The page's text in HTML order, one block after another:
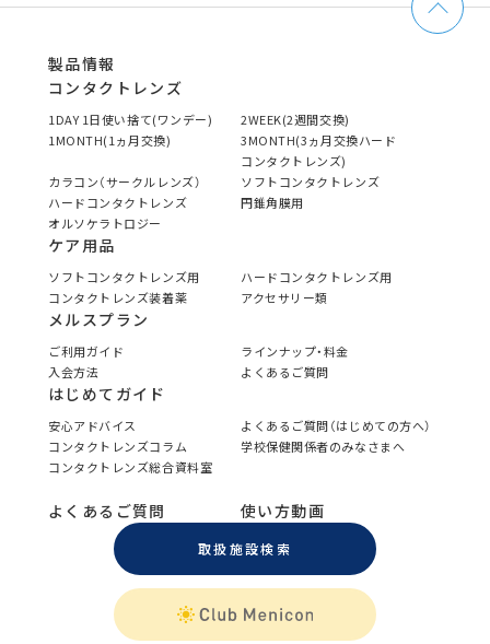
製品情報
コンタクトレンズ
1DAY 1日使い捨て(ワンデー)
2WEEK(2週間交換)
1MONTH(1ヵ月交換)
3MONTH(3ヵ月交換ハード
コンタクトレンズ)
カラコン（サークルレンズ）
ソフトコンタクトレンズ
ハードコンタクトレンズ
円錐角膜用
オルソケラトロジー
ケア用品
ソフトコンタクトレンズ用
ハードコンタクトレンズ用
コンタクトレンズ装着薬
アクセサリー類
メルスプラン
ご利用ガイド
ラインナップ・料金
入会方法
よくあるご質問
はじめてガイド
安心アドバイス
よくあるご質問（はじめての方へ）
コンタクトレンズコラム
学校保健関係者のみなさまへ
コンタクトレンズ総合資料室
よくあるご質問 使い方動画
取扱施設検索